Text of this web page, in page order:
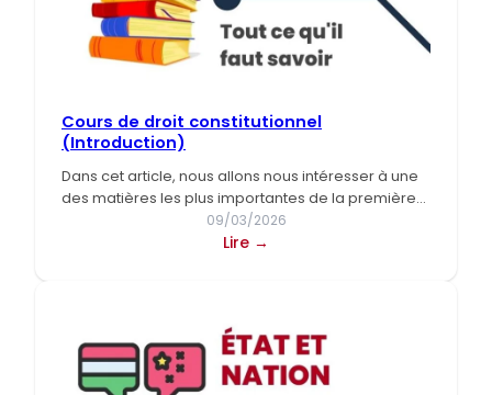
Cours de droit constitutionnel
(Introduction)
Dans cet article, nous allons nous intéresser à une
des matières les plus importantes de la première
09/03/2026
Lire →
constitutionnel
(Introduction)